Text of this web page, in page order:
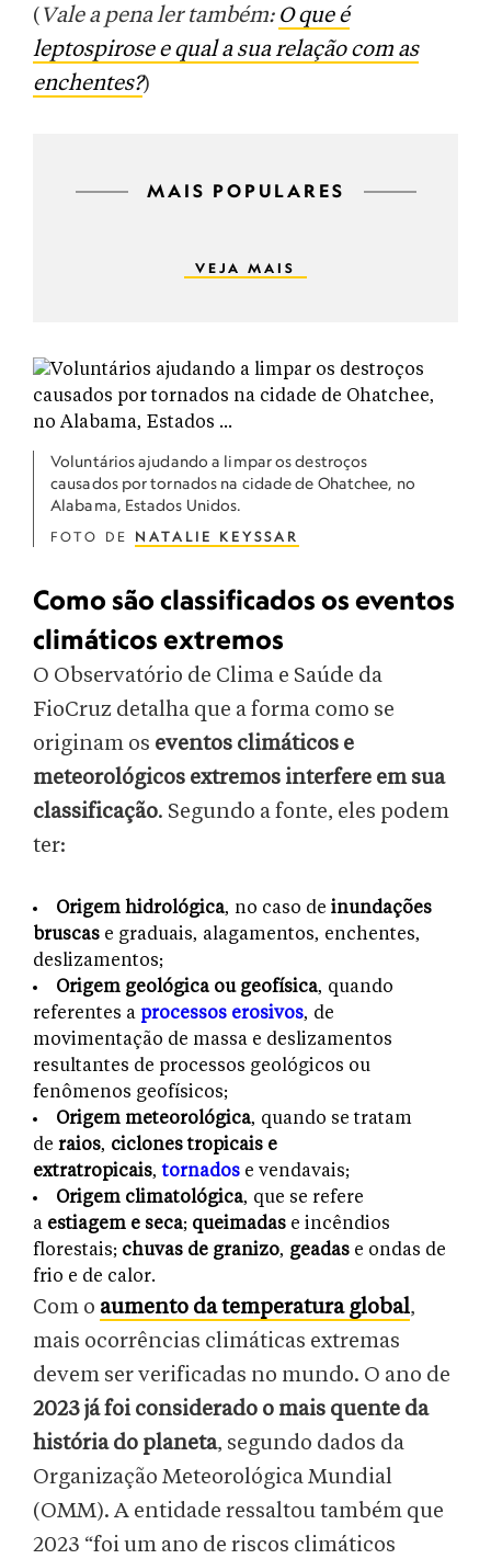
( Vale a pena ler também: O que é
leptospirose e qual a sua relação com as
enchentes?)
MAIS POPULARES
VEJA MAIS
Voluntários ajudando a limpar os destroços
causados por tornados na cidade de Ohatchee, no
Alabama, Estados Unidos.
FOTO DE NATALIE KEYSSAR
Como são classificados os eventos
climáticos extremos
O Observatório de Clima e Saúde da
FioCruz detalha que a forma como se
originam os eventos climáticos e
meteorológicos extremos interfere em sua
classificação. Segundo a fonte, eles podem
ter:
Origem hidrológica, no caso de inundações
bruscas e graduais, alagamentos, enchentes,
deslizamentos;
Origem geológica ou geofísica, quando
referentes a processos erosivos, de
movimentação de massa e deslizamentos
resultantes de processos geológicos ou
fenômenos geofísicos;
Origem meteorológica, quando se tratam
de raios, ciclones tropicais e
extratropicais,tornados e vendavais;
Origem climatológica, que se refere
a estiagem e seca; queimadas e incêndios
florestais; chuvas de granizo, geadas e ondas de
frio e de calor.
Com o aumento da temperatura global,
mais ocorrências climáticas extremas
devem ser verificadas no mundo. O ano de
2023 já foi considerado o mais quente da
história do planeta, segundo dados da
Organização Meteorológica Mundial
(OMM). A entidade ressaltou também que
2023 “foi um ano de riscos climáticos